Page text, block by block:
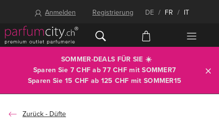
Anmelden Registrierung DE / FR / IT
SOMMER-DEALS FÜR SIE ☀️
Sparen Sie 7 CHF ab 77 CHF mitSOMMER7
Sparen Sie 15 CHF ab 125 CHF mit SOMMER15
Düfte